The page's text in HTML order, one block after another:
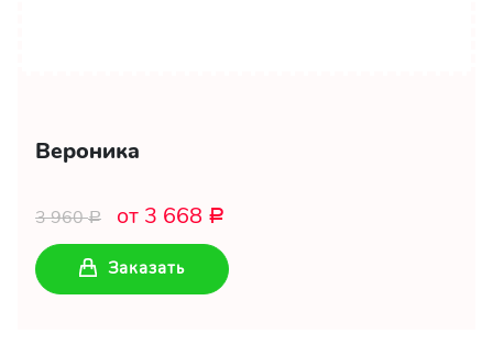
Вероника
3 960Р от 3 668 Р
Заказать